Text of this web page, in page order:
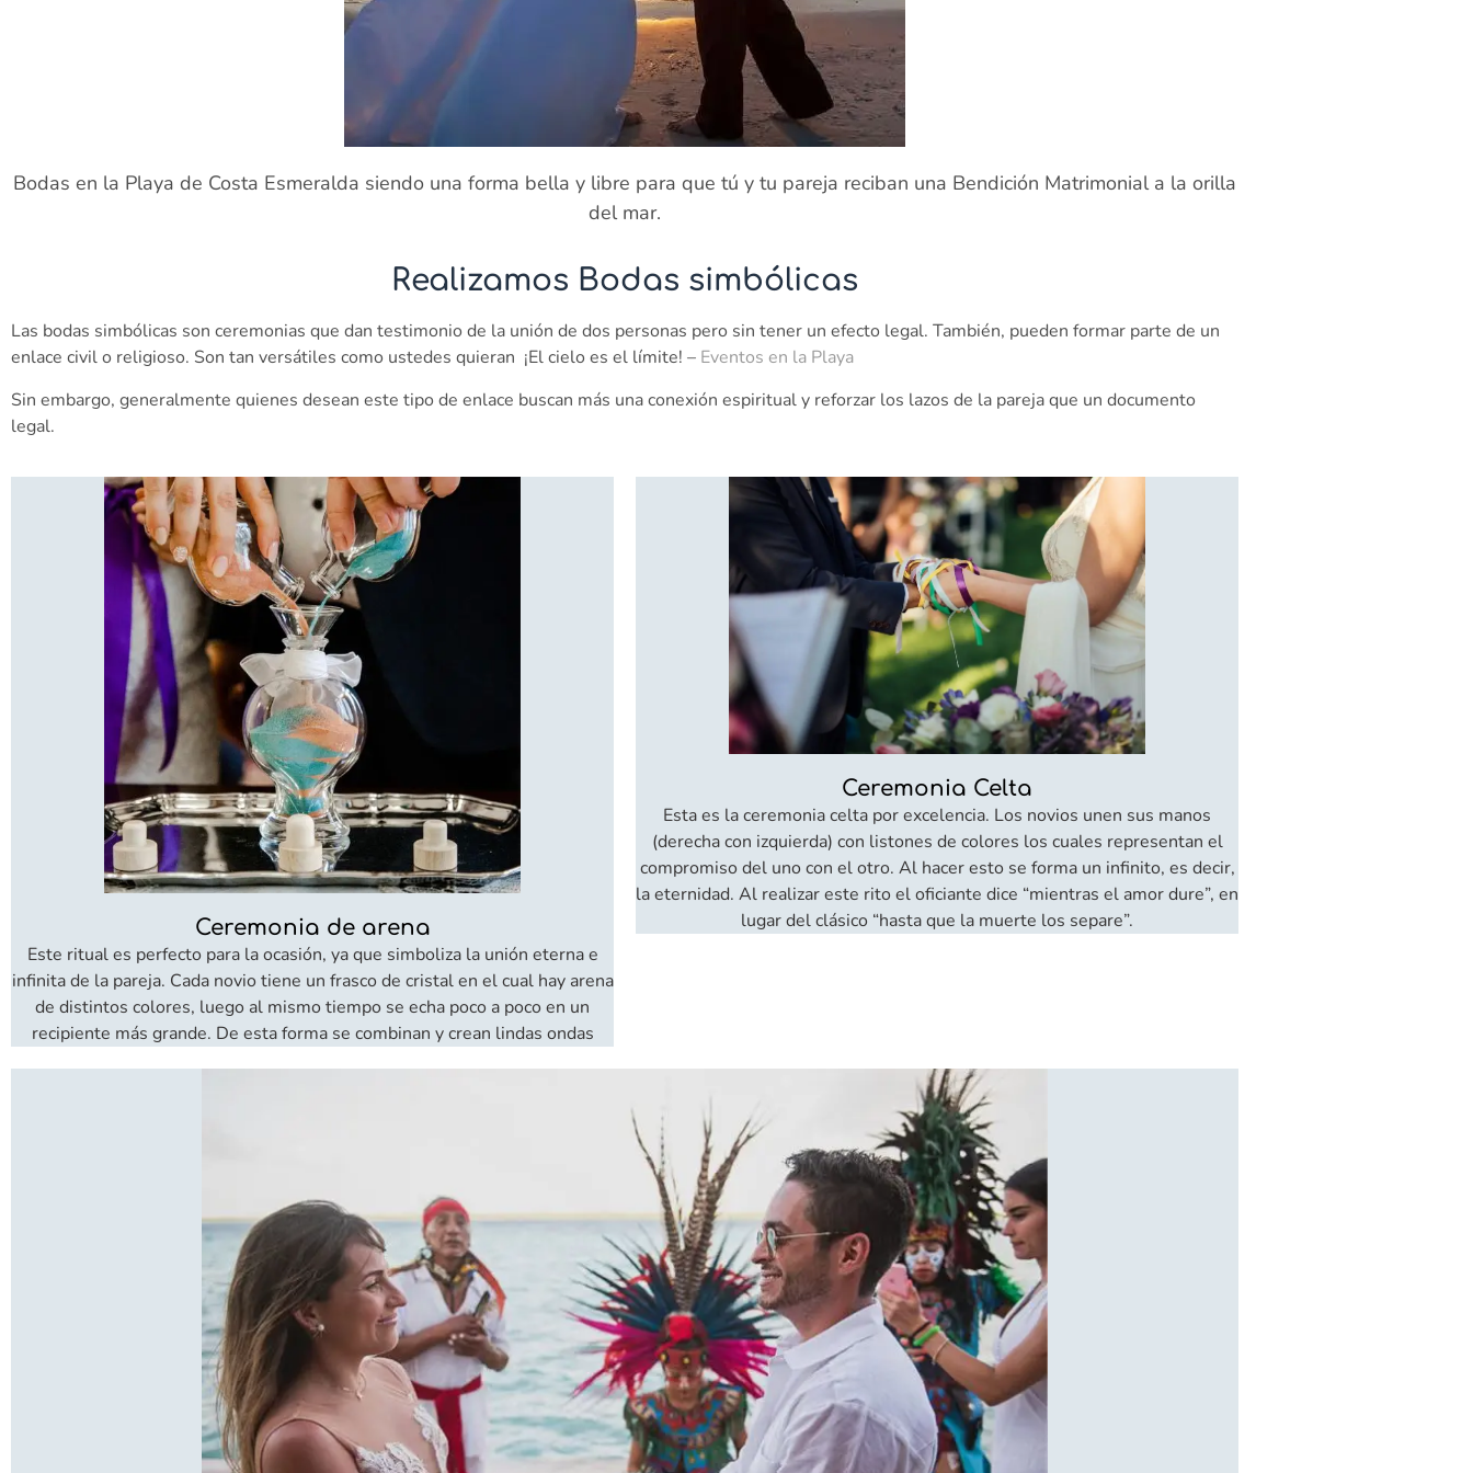
Bodas en la Playa de Costa Esmeralda siendo una forma bella y libre para que tú y tu pareja reciban una Bendición Matrimonial a la orilla
del mar.
Realizamos Bodas simbólicas
Las bodas simbólicas son ceremonias que dan testimonio de la unión de dos personas pero sin tener un efecto legal. También, pueden formar parte de un
enlace civil o religioso. Son tan versátiles como ustedes quieran ¡El cielo es el límite! – Eventos en la Playa
Sin embargo, generalmente quienes desean este tipo de enlace buscan más una conexión espiritual y reforzar los lazos de la pareja que un documento
legal.
Ceremonia de arena
Este ritual es perfecto para la ocasión, ya que simboliza la unión eterna e
infinita de la pareja. Cada novio tiene un frasco de cristal en el cual hay arena
de distintos colores, luego al mismo tiempo se echa poco a poco en un
recipiente más grande. De esta forma se combinan y crean lindas ondas
Ceremonia Celta
Esta es la ceremonia celta por excelencia. Los novios unen sus manos
(derecha con izquierda) con listones de colores los cuales representan el
compromiso del uno con el otro. Al hacer esto se forma un infinito, es decir,
la eternidad. Al realizar este rito el oficiante dice “mientras el amor dure”, en
lugar del clásico “hasta que la muerte los separe”.